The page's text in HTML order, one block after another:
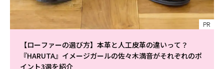
PR
【ローファーの選び方】本革と人工皮革の違いって？
『HARUTA』イメージガールの佐々木満音がそれぞれのポ
イント3選を紹介